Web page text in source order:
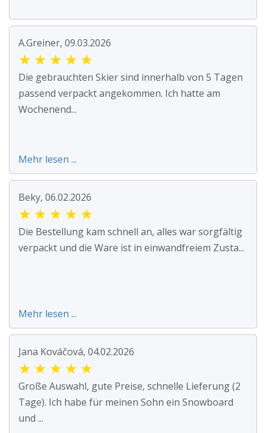
A.Greiner, 09.03.2026
★ ★ ★ ★ ★
Die gebrauchten Skier sind innerhalb von 5 Tagen
passend verpackt angekommen. Ich hatte am
Wochenend...
Mehr lesen ...
Beky, 06.02.2026
★ ★ ★ ★ ★
Die Bestellung kam schnell an, alles war sorgfältig
verpackt und die Ware ist in einwandfreiem Zusta...
Mehr lesen ...
Jana Kováčová, 04.02.2026
★ ★ ★ ★ ★
Große Auswahl, gute Preise, schnelle Lieferung (2
Tage). Ich habe für meinen Sohn ein Snowboard
und ...